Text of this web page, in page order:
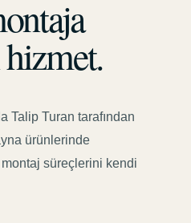
Talip Turan tarafından
ürünlerinde
süreçlerini kendi